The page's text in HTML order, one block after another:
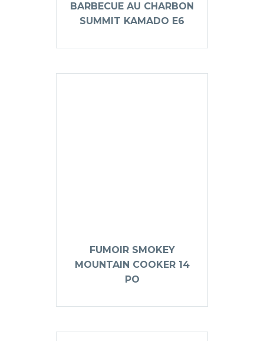
BARBECUE AU CHARBON
SUMMIT KAMADO E6
FUMOIR SMOKEY
MOUNTAIN COOKER 14
PO